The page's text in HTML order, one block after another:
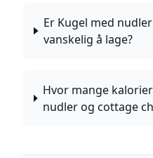
Er Kugel med
vanskelig å lage?
Hvor mange
nudler og cottage